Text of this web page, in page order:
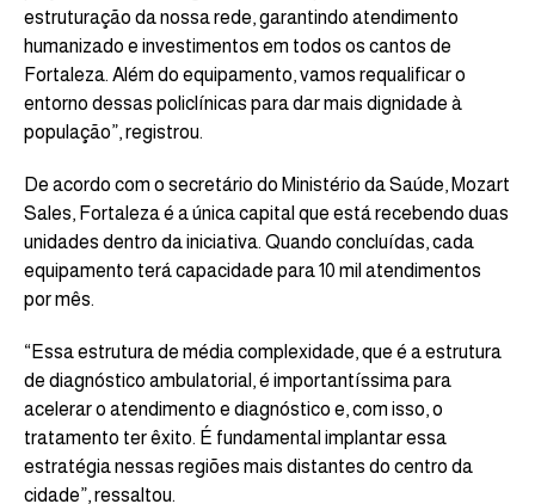
estruturação da nossa rede, garantindo atendimento
humanizado e investimentos em todos os cantos de
Fortaleza. Além do equipamento, vamos requalificar o
entorno dessas policlínicas para dar mais dignidade à
população”, registrou.
De acordo com o secretário do Ministério da Saúde, Mozart
Sales, Fortaleza é a única capital que está recebendo duas
unidades dentro da iniciativa. Quando concluídas, cada
equipamento terá capacidade para 10 mil atendimentos
por mês.
“Essa estrutura de média complexidade, que é a estrutura
de diagnóstico ambulatorial, é importantíssima para
acelerar o atendimento e diagnóstico e, com isso, o
tratamento ter êxito. É fundamental implantar essa
estratégia nessas regiões mais distantes do centro da
cidade”, ressaltou.